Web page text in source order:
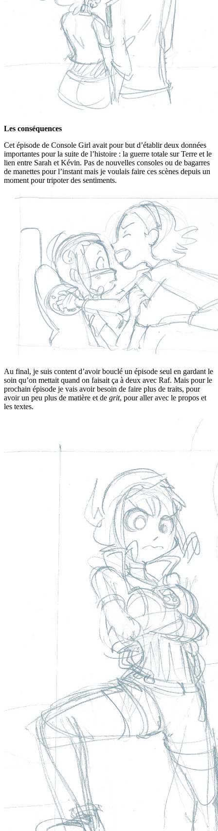
Les conséquences
Cet épisode de Console Girl avait pour but d’établir deux données
importantes pour la suite de l’histoire : la guerre totale sur Terre et le
lien entre Sarah et Kévin. Pas de nouvelles consoles ou de bagarres
de manettes pour l’instant mais je voulais faire ces scènes depuis un
moment pour tripoter des sentiments.
Au final, je suis content d’avoir bouclé un épisode seul en gardant le
soin qu’on mettait quand on faisait ça à deux avec Raf. Mais pour le
prochain épisode je vais avoir besoin de faire plus de traits, pour
avoir un peu plus de matière et de grit, pour aller avec le propos et
les textes.